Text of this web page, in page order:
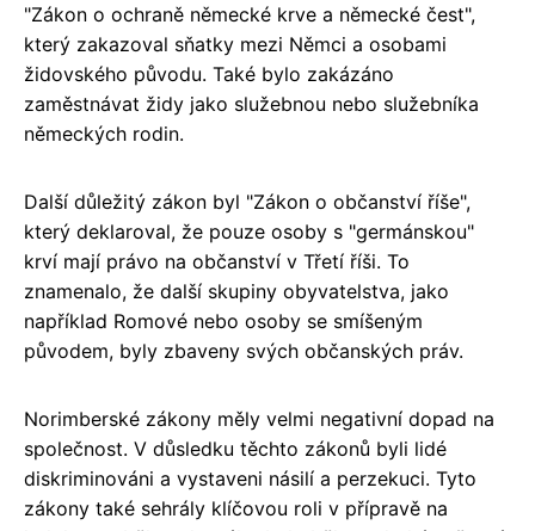
"Zákon o ochraně německé krve a německé čest",
který zakazoval sňatky mezi Němci a osobami
židovského původu. Také bylo zakázáno
zaměstnávat židy jako služebnou nebo služebníka
německých rodin.
Další důležitý zákon byl "Zákon o občanství říše",
který deklaroval, že pouze osoby s "germánskou"
krví mají právo na občanství v Třetí říši. To
znamenalo, že další skupiny obyvatelstva, jako
například Romové nebo osoby se smíšeným
původem, byly zbaveny svých občanských práv.
Norimberské zákony měly velmi negativní dopad na
společnost. V důsledku těchto zákonů byli lidé
diskriminováni a vystaveni násilí a perzekuci. Tyto
zákony také sehrály klíčovou roli v přípravě na